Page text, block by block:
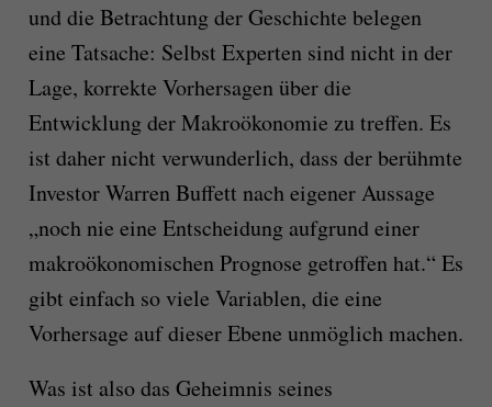
und die Betrachtung der Geschichte belegen
eine Tatsache: Selbst Experten sind nicht in der
Lage, korrekte Vorhersagen über die
Entwicklung der Makroökonomie zu treffen. Es
ist daher nicht verwunderlich, dass der berühmte
Investor Warren Buffett nach eigener Aussage
„noch nie eine Entscheidung aufgrund einer
makroökonomischen Prognose getroffen hat.“ Es
gibt einfach so viele Variablen, die eine
Vorhersage auf dieser Ebene unmöglich machen.
Was ist also das Geheimnis seines